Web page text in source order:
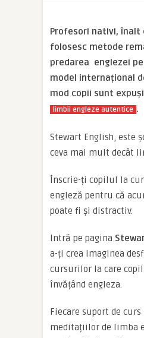
Profesori nativi, înalt
folosesc metode
predarea englezei
model internațional
mod copii sunt
limbii engleze autentice .
Stewart English, este
ceva mai mult decât
Înscrie-ți copilul la
engleză pentru că
poate fi și distractiv.
Intră pe pagina
a-ți crea imaginea
cursurilor la care
învățând engleza.
Fiecare suport de
meditațiilor de limba